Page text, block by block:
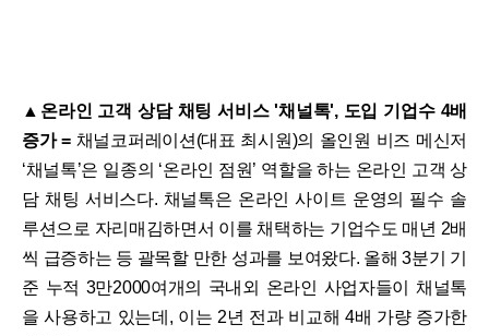
▲온라인 고객 상담 채팅 서비스 '채널톡', 도입 기업수 4배
증가 = 채널코퍼레이션(대표 최시원)의 올인원 비즈 메신저
‘채널톡’은 일종의 ‘온라인 점원’ 역할을 하는 온라인 고객 상
담 채팅 서비스다. 채널톡은 온라인 사이트 운영의 필수 솔
루션으로 자리매김하면서 이를 채택하는 기업수도 매년 2배
씩 급증하는 등 괄목할 만한 성과를 보여왔다. 올해 3분기 기
준 누적 3만2000여개의 국내외 온라인 사업자들이 채널톡
을 사용하고 있는데, 이는 2년 전과 비교해 4배 가량 증가한